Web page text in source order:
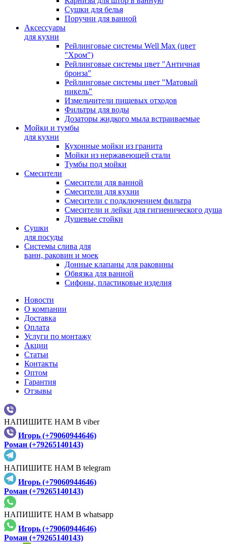
Сушки для белья
Поручни для ванной
Аксессуары
для кухни
Рейлинговые системы Well Max (цвет
"Хром")
Рейлинговые системы цвет "Античная
бронза"
Рейлинговые системы цвет "Матовый
никель"
Измельчители пищевых отходов
Фильтры для воды
Дозаторы жидкого мыла встраиваемые
Мойки и тумбы
для кухни
Кухонные мойки из гранита
Мойки из нержавеющей стали
Тумбы под мойки
Смесители
Смесители для ванной
Смесители для кухни
Смесители с подключением фильтра
Cмесители и лейки для гигиенического душа
Душевые стойки
Сушки
для посуды
Системы слива для
ванн, раковин и моек
Донные клапаны для раковины
Обвязка для ванной
Сифоны, пластиковые изделия
Новости
О компании
Доставка
Оплата
Услуги по монтажу
Акции
Статьи
Контакты
Оптом
Гарантия
Отзывы
НАПИШИТЕ НАМ В viber
Игорь (+79060944646)
Роман (+79265140143)
НАПИШИТЕ НАМ В telegram
Игорь (+79060944646)
Роман (+79265140143)
НАПИШИТЕ НАМ В whatsapp
Игорь (+79060944646)
Роман (+79265140143)